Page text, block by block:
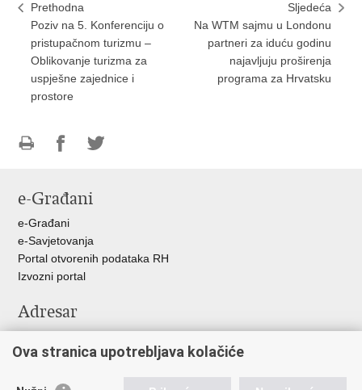
Prethodna
Poziv na 5. Konferenciju o
pristupačnom turizmu –
Oblikovanje turizma za
uspješne zajednice i
prostore
Sljedeća
Na WTM sajmu u Londonu
partneri za iduću godinu
najavljuju proširenja
programa za Hrvatsku
FacebookuTwitteru
e-Građani
e-Građani
e-Savjetovanja
Portal otvorenih podataka RH
Izvozni portal
Adresar
Adresar tijela javne vlasti
Ova stranica upotrebljava kolačiće